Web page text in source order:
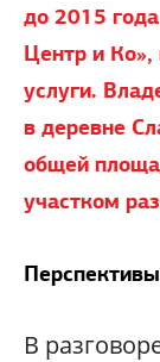
до 2015
Центр и Ко»,
услуги.
в деревне
общей
участком
Перспективы
В